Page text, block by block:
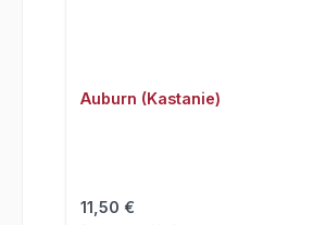
Auburn (Kastanie)
Regulärer Preis:
11,50 €